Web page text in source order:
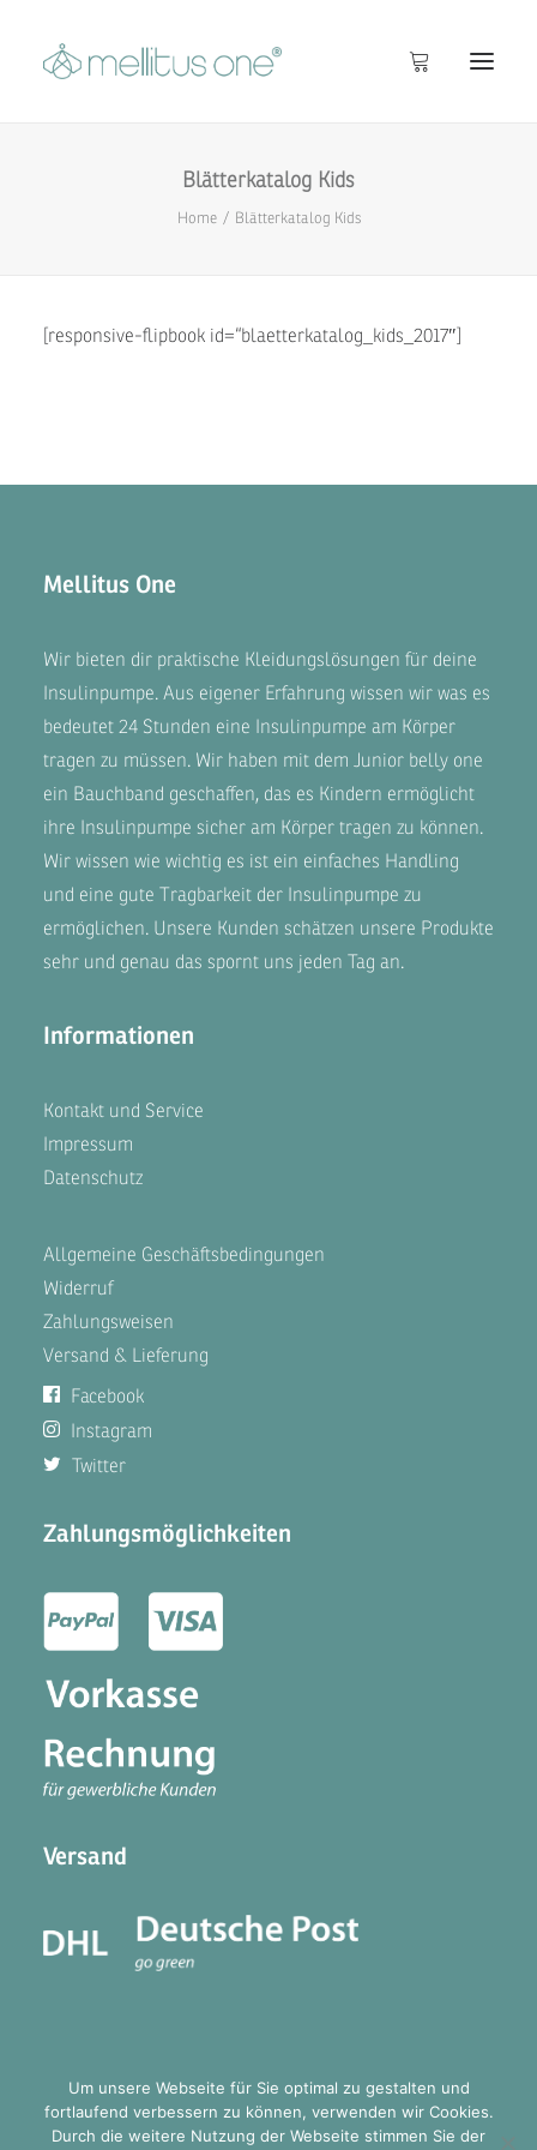
Blätterkatalog Kids
Home Blätterkatalog Kids
[responsive-flipbook id=“blaetterkatalog_kids_2017″]
Mellitus One
Wir bieten dir praktische Kleidungslösungen für deine
Insulinpumpe. Aus eigener Erfahrung wissen wir was es
bedeutet 24 Stunden eine Insulinpumpe am Körper
tragen zu müssen. Wir haben mit dem Junior belly one
ein Bauchband geschaffen, das es Kindern ermöglicht
ihre Insulinpumpe sicher am Körper tragen zu können.
Wir wissen wie wichtig es ist ein einfaches Handling
und eine gute Tragbarkeit der Insulinpumpe zu
ermöglichen. Unsere Kunden schätzen unsere Produkte
sehr und genau das spornt uns jeden Tag an.
Informationen
Kontakt und Service
Impressum
Datenschutz
Allgemeine Geschäftsbedingungen
Widerruf
Zahlungsweisen
Versand & Lieferung
Facebook
Instagram
Twitter
Zahlungsmöglichkeiten
Versand
© 2026 mellitus one. All rights reserved
Um unsere Webseite für Sie optimal zu gestalten und
fortlaufend verbessern zu können, verwenden wir Cookies.
Durch die weitere Nutzung der Webseite stimmen Sie der